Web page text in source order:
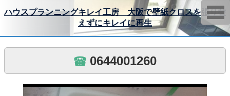
ハウスプランニングキレイ工房 大阪で壁紙クロスを張り替
えずにキレイに再生
0644001260
T
o
g
g
e